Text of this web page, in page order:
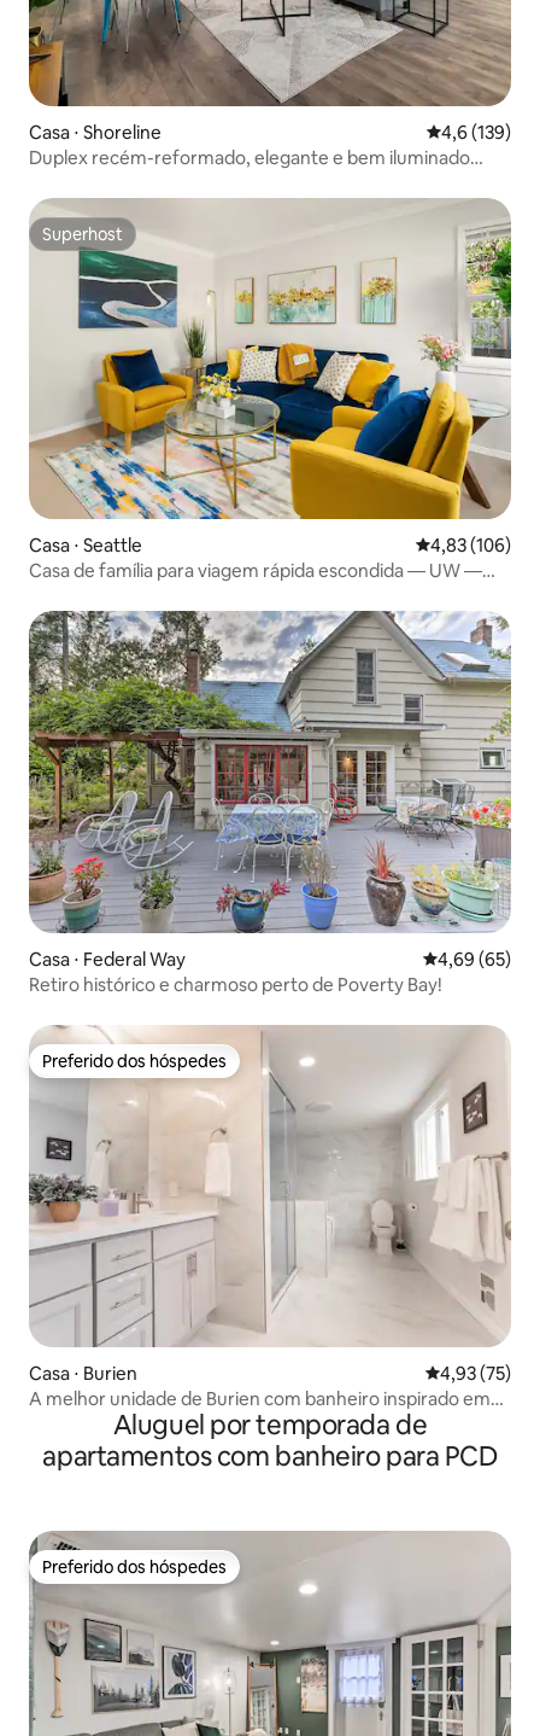
Casa ⋅ Shoreline 4,6 de uma
4,6 (139)
Duplex recém-reformado, elegante e bem iluminado
Superhost
Superhost
Casa ⋅ Seattle 4,83 de uma
4,83 (106)
Casa de família para viagem rápida escondida — UW —
Casa ⋅ Federal Way 4,69 de uma
4,69 (65)
Retiro histórico e charmoso perto de Poverty Bay!
Preferido dos hóspedes
Preferido dos hóspedes
Casa ⋅ Burien 4,93 de uma
4,93 (75)
A melhor unidade de Burien com banheiro inspirado em
Aluguel por temporada de
apartamentos com banheiro para PCD
Preferido dos hóspedes
Preferido dos hóspedes